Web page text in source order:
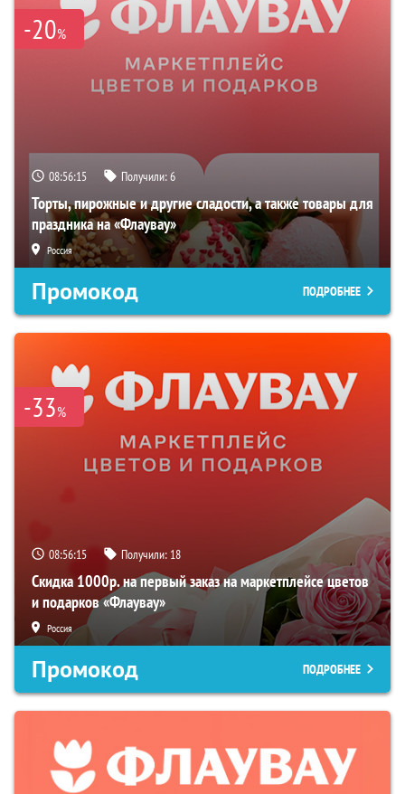
-20%
08:56:14 Получили:6
Торты, пирожные и другие сладости, а также товары для
праздника на «Флаувау»
Россия
Промокод ПОДРОБНЕЕ
-33%
08:56:14 Получили: 18
Скидка 1000р. на первый заказ на маркетплейсе цветов
и подарков «Флаувау»
Россия
Промокод ПОДРОБНЕЕ